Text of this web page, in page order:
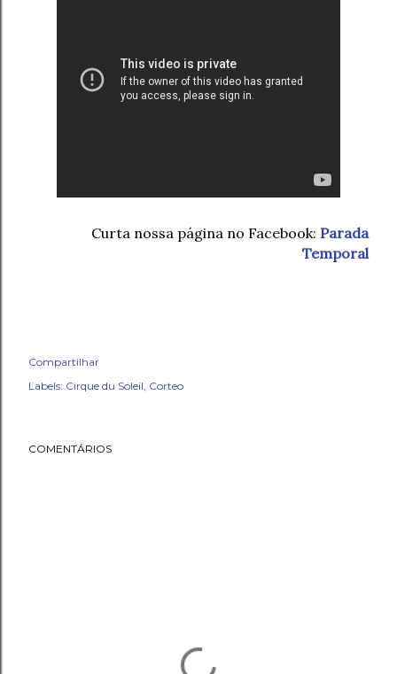
Curta nossa página no Facebook: Parada
Temporal
Compartilhar
Labels: Cirque du Soleil Corteo
COMENTÁRIOS